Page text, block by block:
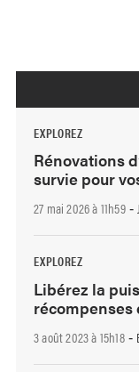
EXPLOREZ
Rénovations
survie pour
27 mai 2026 à 11h59-
EXPLOREZ
Libérez la
récompenses
3 août 2023 à 15h18-